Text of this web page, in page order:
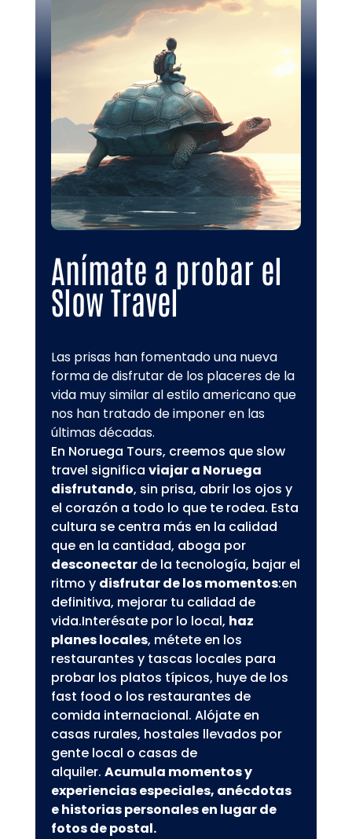
Anímate a probar el
Slow Travel
Las prisas han fomentado una nueva
forma de disfrutar de los placeres de la
vida muy similar al estilo americano que
nos han tratado de imponer en las
últimas décadas.
En Noruega Tours, creemos que slow
travel significa viajar a Noruega
disfrutando, sin prisa, abrir los ojos y
el corazón a todo lo que te rodea. Esta
cultura se centra más en la calidad
que en la cantidad, aboga por
desconectarde la tecnología, bajar el
ritmo y disfrutar de los momentos:en
definitiva, mejorar tu calidad de
vida.Interésate por lo local, haz
planes locales, métete en los
restaurantes y tascas locales para
probar los platos típicos, huye de los
fast food o los restaurantes de
comida internacional. Alójate en
casas rurales, hostales llevados por
gente local o casas de
alquiler. Acumula momentos y
experiencias especiales, anécdotas
e historias personales en lugar de
fotos de postal.